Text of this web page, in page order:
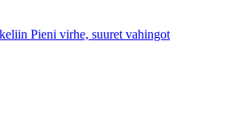
Pieni virhe, suuret vahingot